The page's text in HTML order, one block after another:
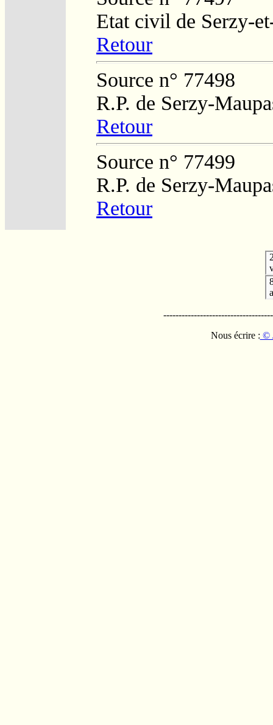
Etat civil de Serzy-
Retour
Source n° 77498
R.P. de Serzy-
Retour
Source n° 77499
R.P. de Serzy-
Retour
Nous écrire : ©